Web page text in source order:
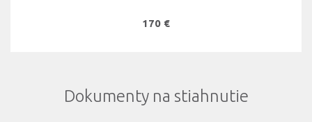
170 €
Dokumenty na stiahnutie